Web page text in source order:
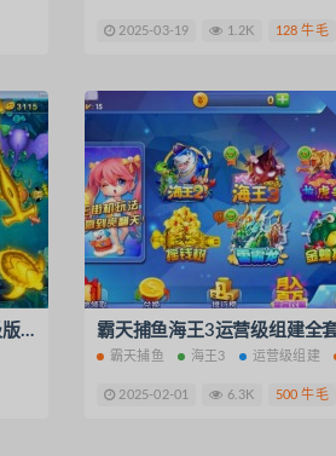
2025-03-19 1.2K 128 牛毛
藏宝库微星棋牌源码全套重构升级版源代码
霸天捕鱼 海王3 运营级组建
2025-02-01 6.3K 500 牛毛